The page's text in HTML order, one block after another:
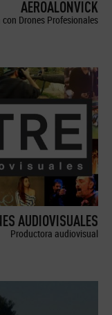
AEROALONVICK
Drones Profesionales
AUDIOVISUALES
Productora audiovisual